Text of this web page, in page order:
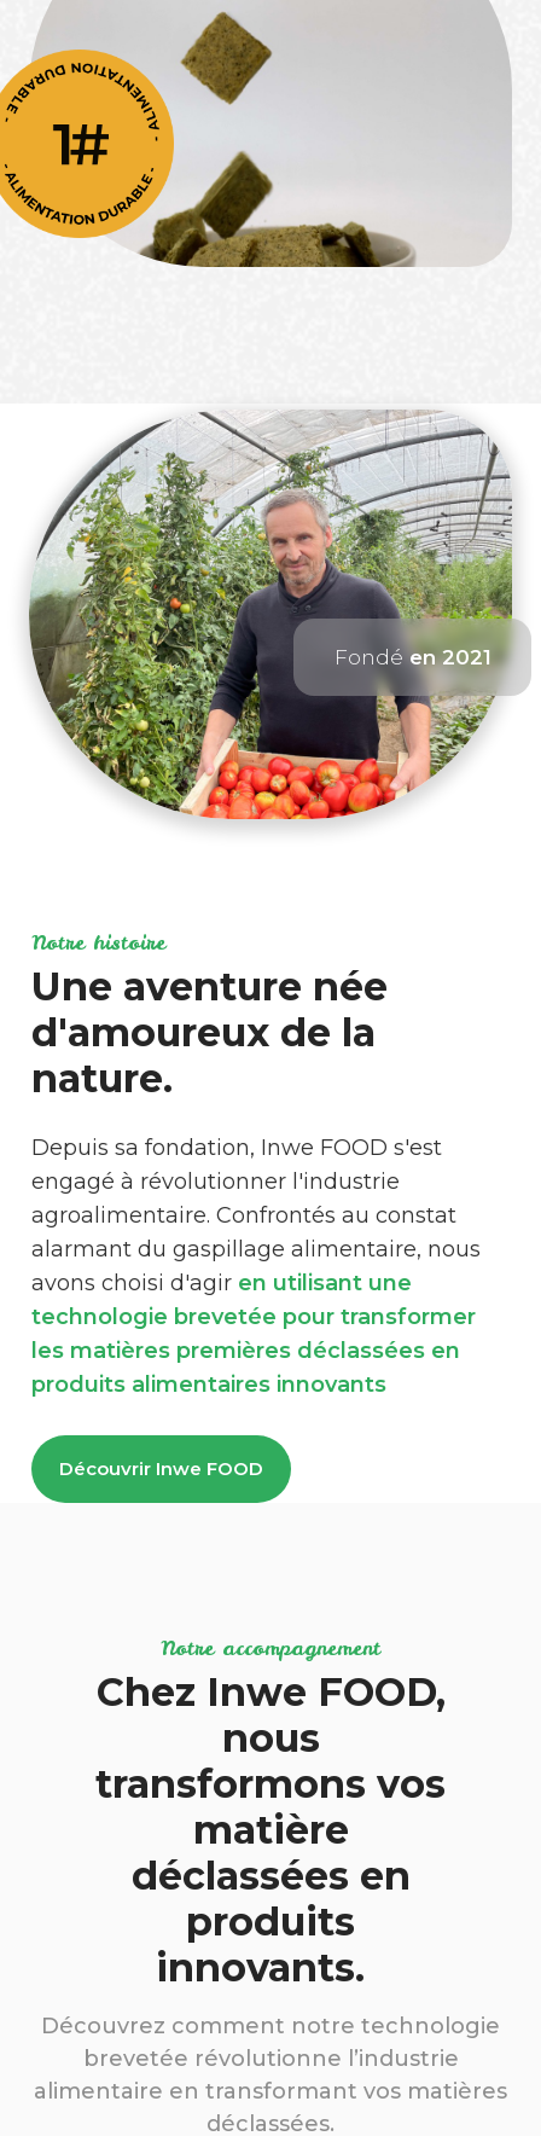
Fondé en 2021
Notre histoire
Une aventure née
d'amoureux de la
nature.
Depuis sa fondation, Inwe FOOD s'est
engagé à révolutionner l'industrie
agroalimentaire. Confrontés au constat
alarmant du gaspillage alimentaire, nous
avons choisi d'agir en utilisant une
technologie brevetée pour transformer
les matières premières déclassées en
produits alimentaires innovants
Découvrir Inwe FOOD
Notre accompagnement
Chez Inwe FOOD,
nous
transformons vos
matière
déclassées en
produits
innovants.
Découvrez comment notre technologie
brevetée révolutionne l’industrie
alimentaire en transformant vos matières
déclassées.